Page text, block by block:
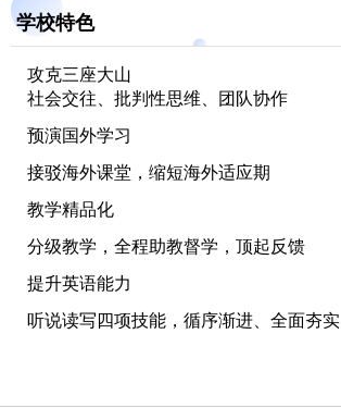
学校特色
攻克三座大山
社会交往、批判性思维、团队协作
预演国外学习
接驳海外课堂，缩短海外适应期
教学精品化
分级教学，全程助教督学，顶起反馈
提升英语能力
听说读写四项技能，循序渐进、全面夯实